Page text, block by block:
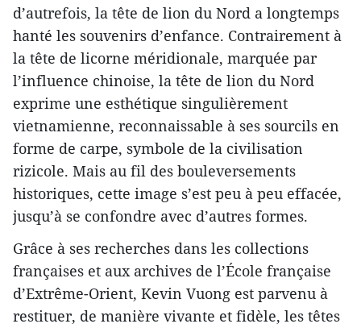
d’autrefois, la tête de lion du Nord a longtemps
hanté les souvenirs d’enfance. Contrairement à
la tête de licorne méridionale, marquée par
l’influence chinoise, la tête de lion du Nord
exprime une esthétique singulièrement
vietnamienne, reconnaissable à ses sourcils en
forme de carpe, symbole de la civilisation
rizicole. Mais au fil des bouleversements
historiques, cette image s’est peu à peu effacée,
jusqu’à se confondre avec d’autres formes.
Grâce à ses recherches dans les collections
françaises et aux archives de l’École française
d’Extrême-Orient, Kevin Vuong est parvenu à
restituer, de manière vivante et fidèle, les têtes